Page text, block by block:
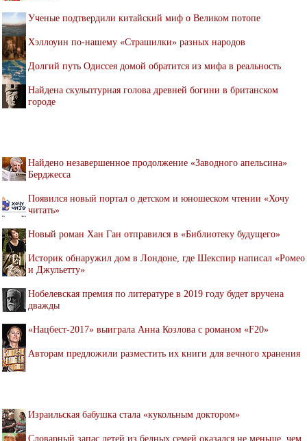
Ученые подтвердили китайский миф о Великом потопе
Хэллоуин по-нашему «Страшилки» разных народов
Долгий путь Одиссея домой обратится из мифа в реальность
Найдена скульптурная голова древней богини в британском
городе
Найдено незавершенное продолжение «Заводного апельсина»
Берджесса
Появился новый портал о детском и юношеском чтении «Хочу
читать»
Новый роман Хан Ган отправился в «Библиотеку будущего»
Историк обнаружил дом в Лондоне, где Шекспир написал «Ромео
и Джульетту»
Нобелевская премия по литературе в 2019 году будет вручена
дважды
«Нацбест-2017» выиграла Анна Козлова с романом «F20»
Авторам предложили разместить их книги для вечного хранения
Израильская бабушка стала «кукольным доктором»
Словарный запас детей из бедных семей оказался не меньше, чем